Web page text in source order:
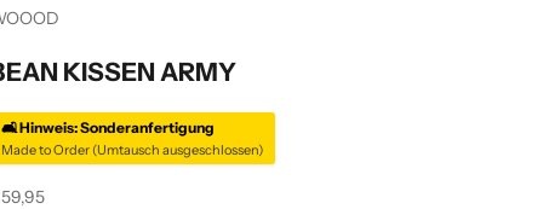
KISSEN ARMY
🛋️ Hinweis: Sonderanfertigung
Made to Order (Umtausch ausgeschlossen)